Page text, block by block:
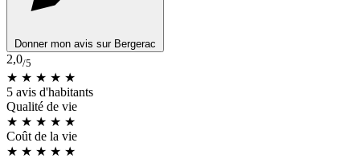
Donner mon avis sur Bergerac
2,0/5
★ ★ ★ ★ ★
5 avis d'habitants
Qualité de vie
★ ★ ★ ★ ★
Coût de la vie
★ ★ ★ ★ ★